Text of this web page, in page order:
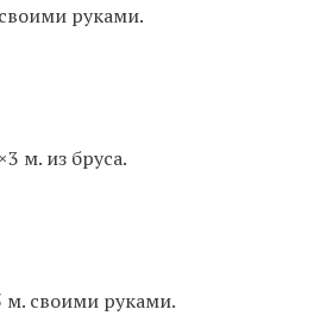
руками.
м. из бруса.
м. своими руками.